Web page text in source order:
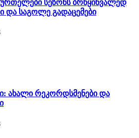
სეზონს ბრწყინვალედ
და საგოლე გადაცემები
ახალი რეკორდსმენები და